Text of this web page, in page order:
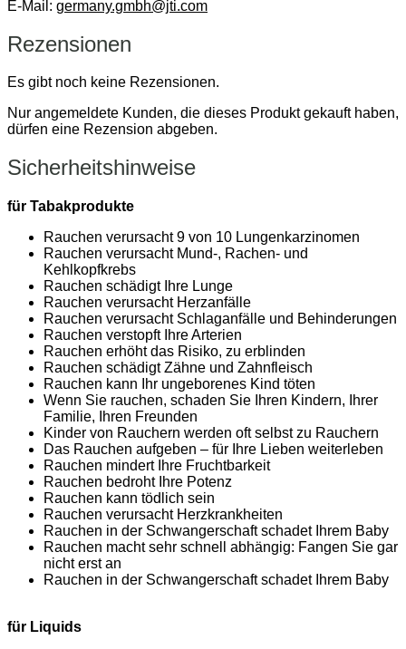
E-Mail: germany.gmbh@jti.com
Rezensionen
Es gibt noch keine Rezensionen.
Nur angemeldete Kunden, die dieses Produkt gekauft haben,
dürfen eine Rezension abgeben.
Sicherheitshinweise
für Tabakprodukte
Rauchen verursacht 9 von 10 Lungenkarzinomen
Rauchen verursacht Mund-, Rachen- und
Kehlkopfkrebs
Rauchen schädigt Ihre Lunge
Rauchen verursacht Herzanfälle
Rauchen verursacht Schlaganfälle und Behinderungen
Rauchen verstopft Ihre Arterien
Rauchen erhöht das Risiko, zu erblinden
Rauchen schädigt Zähne und Zahnfleisch
Rauchen kann Ihr ungeborenes Kind töten
Wenn Sie rauchen, schaden Sie Ihren Kindern, Ihrer
Familie, Ihren Freunden
Kinder von Rauchern werden oft selbst zu Rauchern
Das Rauchen aufgeben – für Ihre Lieben weiterleben
Rauchen mindert Ihre Fruchtbarkeit
Rauchen bedroht Ihre Potenz
Rauchen kann tödlich sein
Rauchen verursacht Herzkrankheiten
Rauchen in der Schwangerschaft schadet Ihrem Baby
Rauchen macht sehr schnell abhängig: Fangen Sie gar
nicht erst an
Rauchen in der Schwangerschaft schadet Ihrem Baby
für Liquids